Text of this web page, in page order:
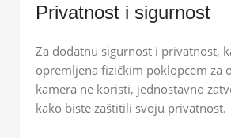
Privatnost i sigurnost
Za dodatnu sigurnost i privatnost,
opremljena fizičkim poklopcem za
kamera ne koristi, jednostavno
kako biste zaštitili svoju privatnost.